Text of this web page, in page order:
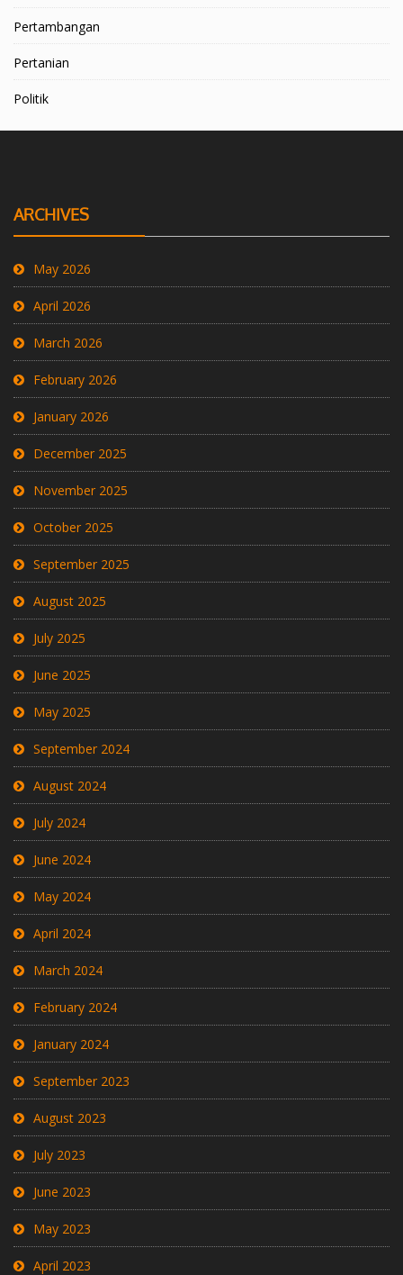
Pertambangan
Pertanian
Politik
ARCHIVES
May 2026
April 2026
March 2026
February 2026
January 2026
December 2025
November 2025
October 2025
September 2025
August 2025
July 2025
June 2025
May 2025
September 2024
August 2024
July 2024
June 2024
May 2024
April 2024
March 2024
February 2024
January 2024
September 2023
August 2023
July 2023
June 2023
May 2023
April 2023